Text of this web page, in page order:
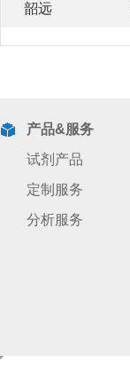
韶远
产品&服务
试剂产品
定制服务
分析服务